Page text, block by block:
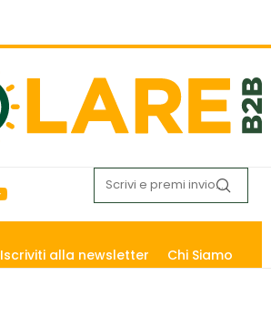
Iscriviti alla newsletter Chi Siamo